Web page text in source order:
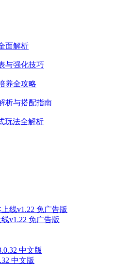
面解析
与强化技巧
养全攻略
析与搭配指南
玩法全解析
v1.22 免广告版
中文版